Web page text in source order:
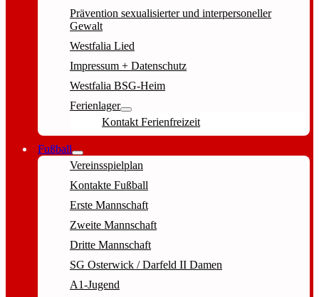
Prävention sexualisierter und interpersoneller
Gewalt
Westfalia Lied
Impressum + Datenschutz
Westfalia BSG-Heim
Ferienlager
Kontakt Ferienfreizeit
Fußball
Vereinsspielplan
Kontakte Fußball
Erste Mannschaft
Zweite Mannschaft
Dritte Mannschaft
SG Osterwick / Darfeld II Damen
A1-Jugend